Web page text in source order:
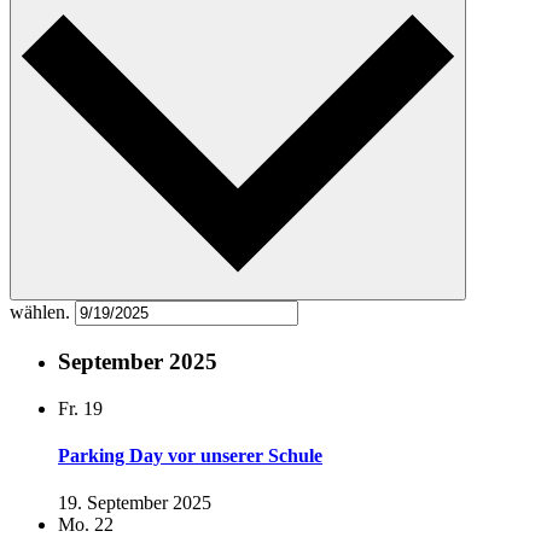
wählen.
September 2025
Fr. 19
Parking Day vor unserer Schule
19. September 2025
Mo. 22